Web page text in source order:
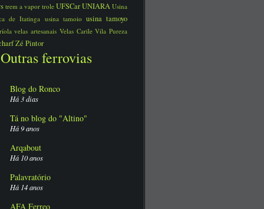
trem a vapor trole UFSCarUNIARA Usina
de Itatinga usina tamoio usina tamoyo
velas artesanais Velas CarileVila Pureza
Zé Pintor
Outras ferrovias
Blog do Ronco
Há 3 dias
Tá no blog do "Altino"
Há 9 anos
Arqabout
Há 10 anos
Palavratório
Há 14 anos
AFA Ferreo